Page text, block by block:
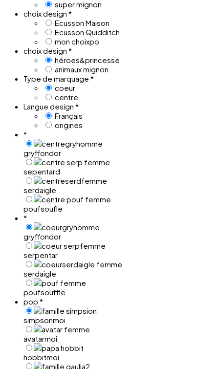
super mignon
choix design *
Ecusson Maison
Ecusson Quidditch
mon choixpo
choix design *
héroes&princesse
animaux mignon
Type de marquage *
coeur
centre
Langue design *
Français
origines
*
gryffondor
sepentard
serdaigle
poufsoufle
*
gryffondor
serpentar
serdaigle
poufsouffle
pop *
simpsonmoi
avatarmoi
hobbitmoi